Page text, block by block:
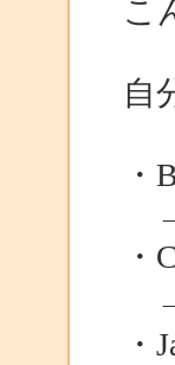
こ
自
・
・
・